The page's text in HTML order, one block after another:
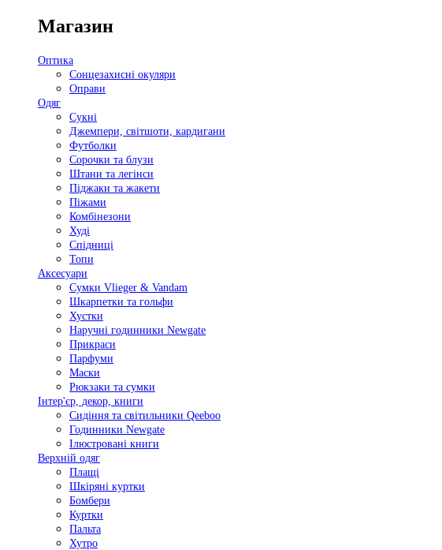
Магазин
Оптика
Сонцезахисні окуляри
Оправи
Одяг
Сукні
Джемпери, світшоти, кардигани
Футболки
Сорочки та блузи
Штани та легінси
Піджаки та жакети
Піжами
Комбінезони
Худі
Спідниці
Топи
Аксесуари
Сумки Vlieger & Vandam
Шкарпетки та гольфи
Хустки
Наручні годинники Newgate
Прикраси
Парфуми
Маски
Рюкзаки та сумки
Інтер'єр, декор, книги
Сидіння та світильники Qeeboo
Годинники Newgate
Ілюстровані книги
Верхній одяг
Плащі
Шкіряні куртки
Бомбери
Куртки
Пальта
Хутро